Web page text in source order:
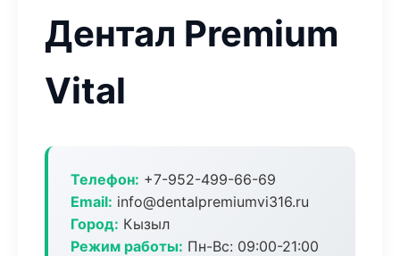
Дентал Premium
Vital
Телефон: +7-952-499-66-69
Email: info@dentalpremiumvi316.ru
Город: Кызыл
Режим работы: Пн-Вс: 09:00-21:00